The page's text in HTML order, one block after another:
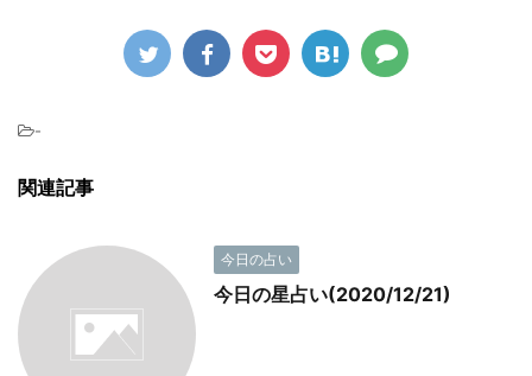
-
関連記事
今日の占い
今日の星占い(2020/12/21)